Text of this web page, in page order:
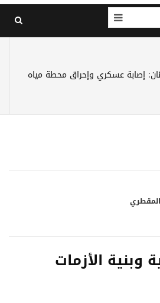
إصابة عسكري وإحراق محطة مياه
وبنية الأزمات